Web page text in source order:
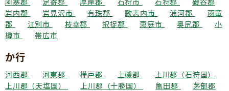
岩内郡
岩見沢市 有珠郡 歌志内市 浦河郡
雨竜
郡
江別市 枝幸郡 択捉郡 恵庭市 奥尻郡
小
樽市
帯広市
か行
河西郡 河東郡 樺戸郡 上磯郡
上川郡（石狩国）
上川郡（天塩国）
上川郡（十勝国） 亀田郡
茅部郡